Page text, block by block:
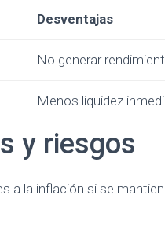
Desventajas
No generar
Menos liquidez
y riesgos
a la inflación si se